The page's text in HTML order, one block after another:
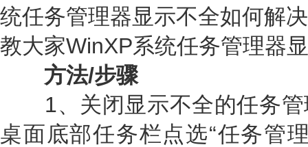
统任务管理器显示不全如何解
教大家WinXP系统任务管理器
方法/步骤
1、关闭显示不全的任务管
桌面底部任务栏点选“任务管